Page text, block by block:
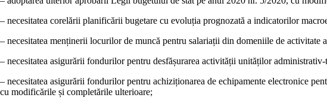
– necesitatea corelării planificării bugetare cu evoluția prognozată a indicatorilor
– necesitatea menținerii locurilor de muncă pentru salariații din domeniile de
– necesitatea asigurării fondurilor pentru desfășurarea activității unităților
– necesitatea asigurării fondurilor pentru achiziționarea de echipamente electronice
cu modificările și completările ulterioare;